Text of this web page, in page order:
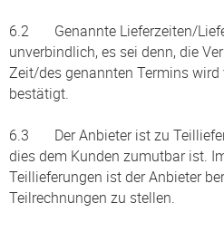
6.2 Genannte Lieferzeiten/
unverbindlich, es sei denn, die
Zeit/des genannten Termins
bestätigt.
6.3 Der Anbieter ist zu
dies dem Kunden zumutbar ist.
Teillieferungen ist der Anbieter
Teilrechnungen zu stellen.